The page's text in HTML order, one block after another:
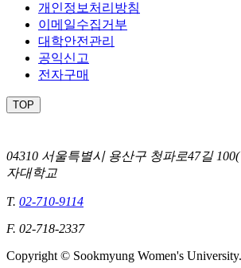
개인정보처리방침
이메일수집거부
대학안전관리
공익신고
전자구매
TOP
04310 서울특별시 용산구 청파로47길
자대학교
T. 02-710-9114
F. 02-718-2337
Copyright © Sookmyung Women's